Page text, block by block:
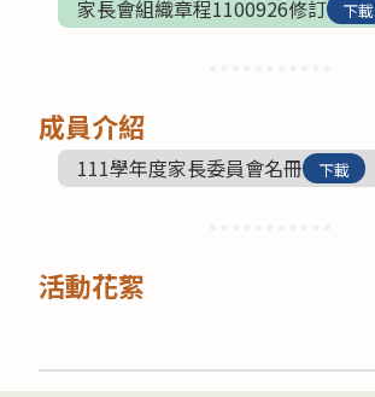
家長會組織章程1100926修訂 下載
成員介紹
111學年度家長委員會名冊 下載
活動花絮